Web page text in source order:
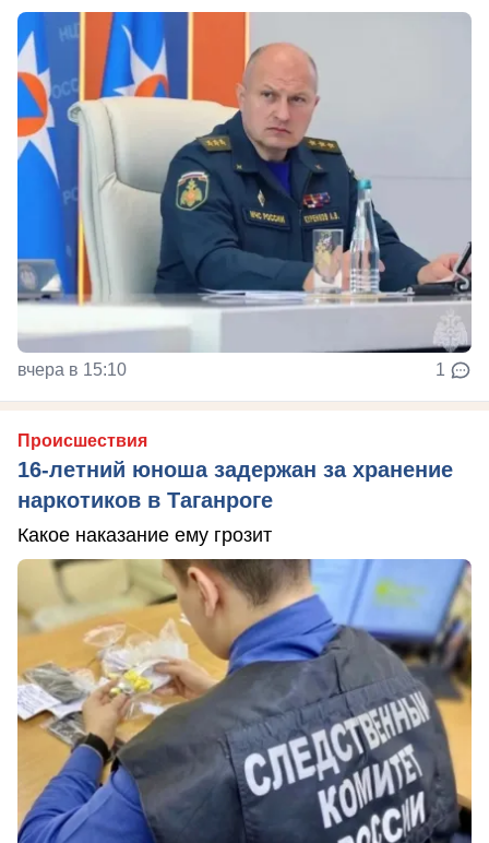
вчера в 15:10 1
Происшествия
16-летний юноша задержан за хранение
наркотиков в Таганроге
Какое наказание ему грозит